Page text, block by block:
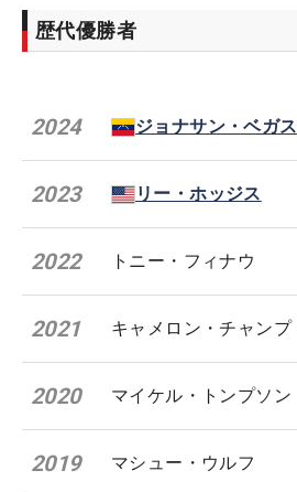
歴代優勝者
2024 ジョナサン・ベガス
2023 リー・ホッジス
2022 トニー・フィナウ
2021 キャメロン・チャンプ
2020 マイケル・トンプソン
2019 マシュー・ウルフ